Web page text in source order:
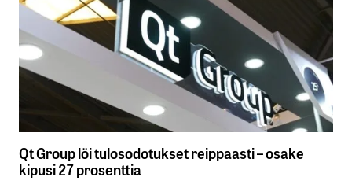
Qt Group löi tulosodotukset reippaasti – osake
kipusi 27 prosenttia